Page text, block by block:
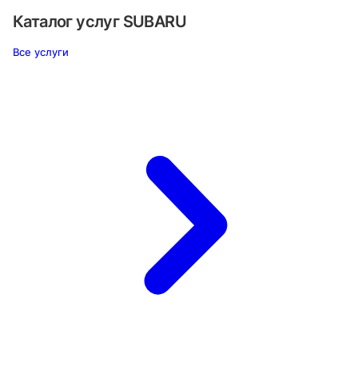
Каталог услуг SUBARU
Все услуги